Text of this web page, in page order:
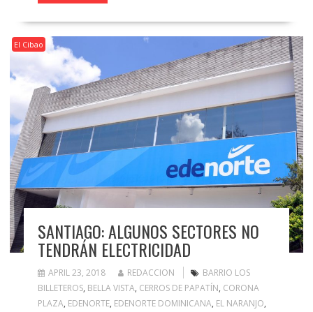
El Cibao
SANTIAGO: ALGUNOS SECTORES NO
TENDRÁN ELECTRICIDAD
APRIL 23, 2018 REDACCION
BARRIO LOS
BILLETEROS, BELLA VISTA, CERROS DE PAPATÍN, CORONA
PLAZA, EDENORTE, EDENORTE DOMINICANA, EL NARANJO,